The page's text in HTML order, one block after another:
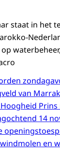
staat in het
van
Prins
14
en